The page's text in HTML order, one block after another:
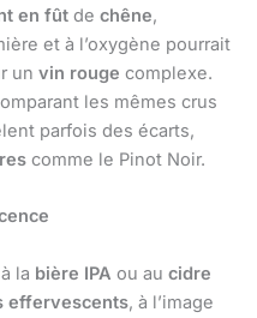
en fût de chêne,
et à l’oxygène pourrait
un vin rouge complexe.
les mêmes crus
parfois des écarts,
comme le Pinot Noir.
la bière IPA ou au cidre
effervescents, à l’image